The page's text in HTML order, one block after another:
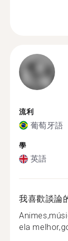
流利
葡萄牙語
學
英語
我喜歡談論
ela